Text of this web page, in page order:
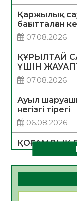
Қаржылық
бағытталған
07.08.2026
ҚҰРЫЛТАЙ
ҮШІН
07.08.2026
Ауыл
негізгі тірегі
06.08.2026
ҚОҒАМДЫҚ
ДАМУЫНЫҢ
06.08.2026
ҚҰРЫЛТАЙ
БАСТАР